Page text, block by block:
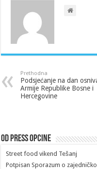
Prethodna
Podsjećanje na dan
Armije Republike Bosne i
Hercegovine
Od Press Opcine
Street food vikend Tešanj
Potpisan Sporazum o